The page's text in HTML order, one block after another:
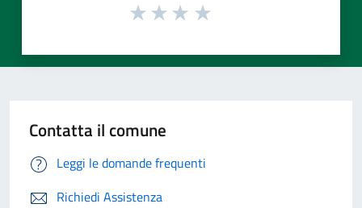
Contatta il comune
Leggi le domande frequenti
Richiedi Assistenza